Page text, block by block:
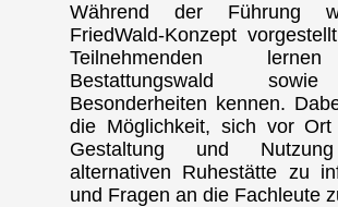
Während der Führung
FriedWald-Konzept
Teilnehmenden
Bestattungswald
Besonderheiten kennen.
die Möglichkeit, sich vor
Gestaltung und
alternativen Ruhestätte zu
und Fragen an die Fachleute